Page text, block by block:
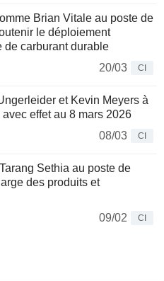
Brian Vitale au poste de
le déploiement
de carburant durable
20/03
CI
et Kevin Meyers à
effet au 8 mars 2026
08/03
CI
Sethia au poste de
des produits et
09/02
CI